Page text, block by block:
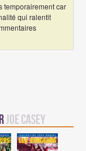
temporairement car
qui ralentit
Joe Casey